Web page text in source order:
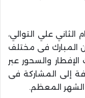
علي التوالي،
المبارك فى مختلف
والسحور عبر
إلى المشاركة فى
الشهر المعظم.